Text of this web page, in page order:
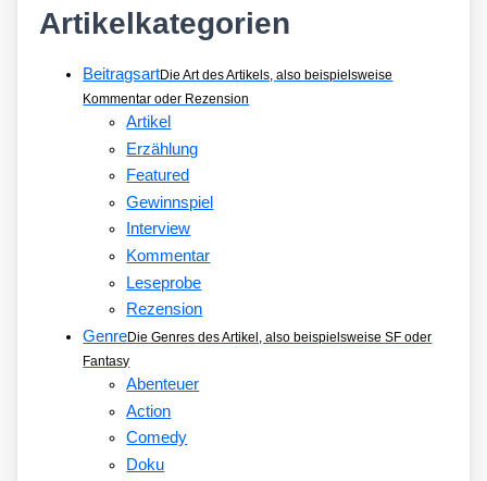
Artikelkategorien
BeitragsartDie Art des Artikels, also beispielsweise
Kommentar oder Rezension
Artikel
Erzählung
Featured
Gewinnspiel
Interview
Kommentar
Leseprobe
Rezension
GenreDie Genres des Artikel, also beispielsweise SF oder
Fantasy
Abenteuer
Action
Comedy
Doku